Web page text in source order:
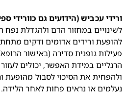
עכביש (הידועים גם כוורידי ספיידר)
או נראים פחות לאחר הלידה.